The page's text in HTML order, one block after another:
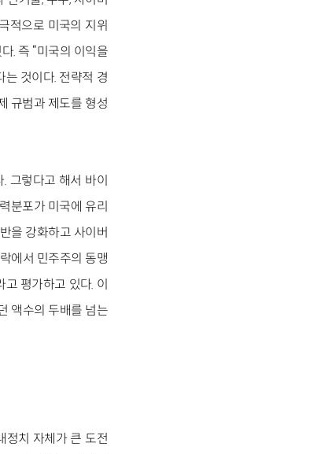
적으로 미국의 지위
. 즉 “미국의 이익을
것이다. 전략적 경
규범과 제도를 형성
그렇다고 해서 바이
분포가 미국에 유리
을 강화하고 사이버
에서 민주주의 동맹
평가하고 있다. 이
액수의 두배를 넘는
정치 자체가 큰 도전